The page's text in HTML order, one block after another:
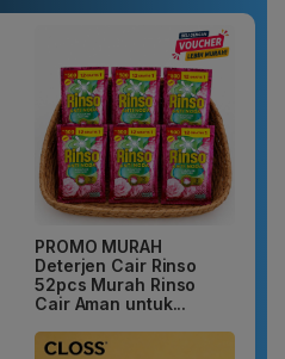
PROMO MURAH
Deterjen Cair Rinso
52pcs Murah Rinso
Cair Aman untuk...